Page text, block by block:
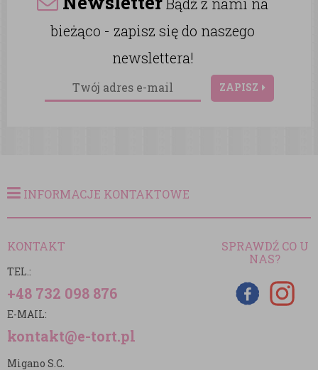
bieżąco - zapisz się do naszego
newslettera!
ZAPISZ
INFORMACJE KONTAKTOWE
KONTAKT
TEL.:
+48 732 098 876
E-MAIL:
kontakt@e-tort.pl
Migano S.C.
SPRAWDŹ CO U
NAS?